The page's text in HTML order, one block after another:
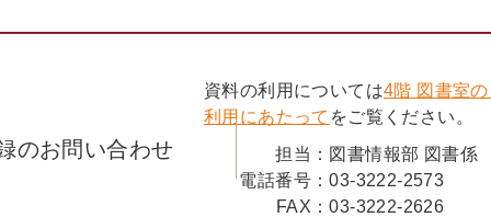
のお問い合わせ
資料の利用については4階 図書室
利用にあたって をご覧ください。
担当： 図書情報部 図書係
電話番号：03-3222-2573
FAX：03-3222-2626